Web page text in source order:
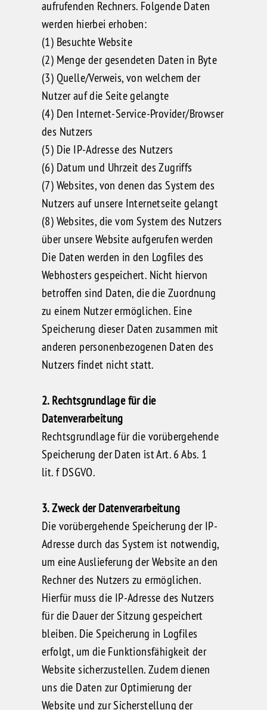
aufrufenden Rechners. Folgende Daten
werden hierbei erhoben:
(1) Besuchte Website
(2) Menge der gesendeten Daten in Byte
(3) Quelle/Verweis, von welchem der
Nutzer auf die Seite gelangte
(4) Den Internet-Service-Provider/Browser
des Nutzers
(5) Die IP-Adresse des Nutzers
(6) Datum und Uhrzeit des Zugriffs
(7) Websites, von denen das System des
Nutzers auf unsere Internetseite gelangt
(8) Websites, die vom System des Nutzers
über unsere Website aufgerufen werden
Die Daten werden in den Logfiles des
Webhosters gespeichert. Nicht hiervon
betroffen sind Daten, die die Zuordnung
zu einem Nutzer ermöglichen. Eine
Speicherung dieser Daten zusammen mit
anderen personenbezogenen Daten des
Nutzers findet nicht statt.
2. Rechtsgrundlage für die
Datenverarbeitung
Rechtsgrundlage für die vorübergehende
Speicherung der Daten ist Art. 6 Abs. 1
lit. f DSGVO.
3. Zweck der Datenverarbeitung
Die vorübergehende Speicherung der IP-
Adresse durch das System ist notwendig,
um eine Auslieferung der Website an den
Rechner des Nutzers zu ermöglichen.
Hierfür muss die IP-Adresse des Nutzers
für die Dauer der Sitzung gespeichert
bleiben. Die Speicherung in Logfiles
erfolgt, um die Funktionsfähigkeit der
Website sicherzustellen. Zudem dienen
uns die Daten zur Optimierung der
Website und zur Sicherstellung der